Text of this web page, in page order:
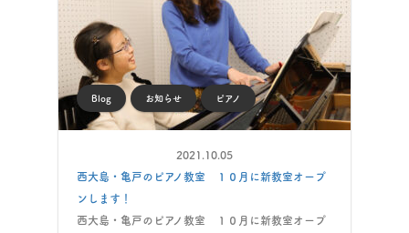
Blog お知らせ ピアノ
2021.10.05
西大島・亀戸のピアノ教室 １０月に新教室オープ
ンします！
西大島・亀戸のピアノ教室 １０月に新教室オープ